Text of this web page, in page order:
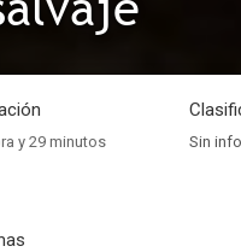
y 29 minutos Sin